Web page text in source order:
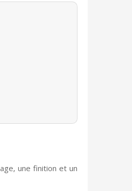
une finition et un